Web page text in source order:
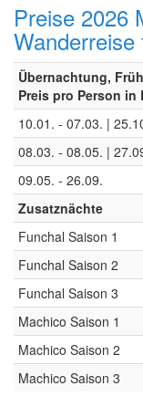
Preise 2026
Übernachtung,
Preis pro Person in
10.01. - 07.03. |
08.03. - 08.05. |
09.05. - 26.09.
Zusatznächte
Funchal Saison 1
Funchal Saison 2
Funchal Saison 3
Machico Saison 1
Machico Saison 2
Machico Saison 3